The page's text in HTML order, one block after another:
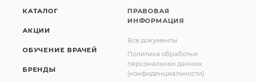
КАТАЛОГ
АКЦИИ
ОБУЧЕНИЕ ВРАЧЕЙ
БРЕНДЫ
ПРАВОВАЯ
ИНФОРМАЦИЯ
Все документы
Политика обработки
персональных данных
(конфиденциальности)